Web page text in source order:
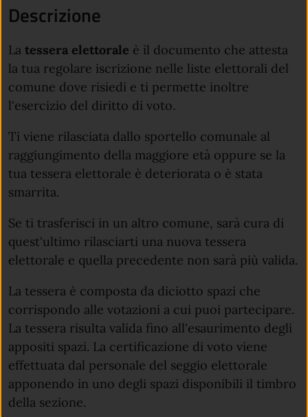
Descrizione
La tessera elettorale è il documento che attesta
la tua regolare iscrizione nelle liste elettorali del
comune dove risiedi e ti permette inoltre
l'esercizio del diritto di voto.
Ti viene rilasciata dallo sportello comunale al
raggiungimento della maggiore età oppure se la
tua tessera elettorale è deteriorata o è stata
smarrita.
Se ti trasferisci in un altro comune, sarà cura di
quest'ultimo rilasciarti una nuova tessera
elettorale e quella precedente non sarà più valida.
La tessera è composta da diciotto spazi che
corrispondo alle votazioni a cui puoi partecipare.
La tessera risulta valida fino all'esaurimento degli
appositi spazi. La certificazione di voto viene
effettuata dal personale del seggio elettorale
apponendo in uno degli spazi disponibili il timbro
della sezione.